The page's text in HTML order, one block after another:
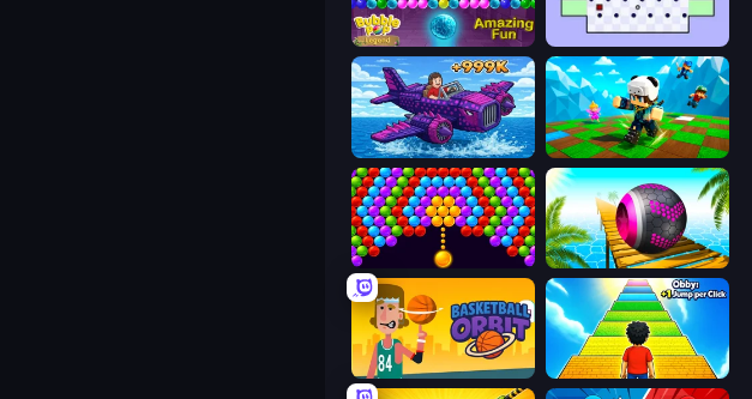
Bubble Pop Legend
Obby Plane Power Challenge: Fly Robby: Many Games
Bubble Story Rolling Balls Sea Race
Basketball Orbit Obby: +1 Jump per Click